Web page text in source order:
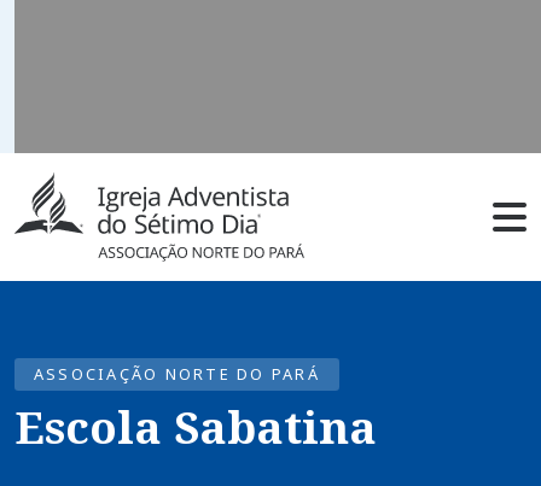
ASSOCIAÇÃO NORTE DO PARÁ
Escola Sabatina